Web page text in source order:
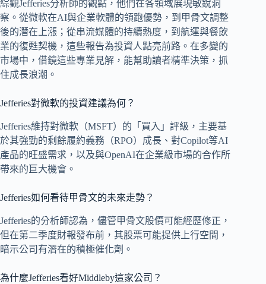
綜觀Jefferies分析師的觀點，他們在各領域展現敏銳洞
察。從微軟在AI與企業軟體的領跑優勢，到甲骨文調整
後的潛在上漲；從串流媒體的持續熱度，到航運與餐飲
業的復甦契機，這些報告為投資人點亮前路。在多變的
市場中，借鏡這些專業見解，能幫助讀者精準決策，抓
住成長浪潮。
Jefferies對微軟的投資建議為何？
Jefferies維持對微軟（MSFT）的「買入」評級，主要基
於其強勁的剩餘履約義務（RPO）成長、對Copilot等AI
產品的旺盛需求，以及與OpenAI在企業級市場的合作所
帶來的巨大機會。
Jefferies如何看待甲骨文的未來走勢？
Jefferies的分析師認為，儘管甲骨文股價可能經歷修正，
但在第二季度財報發布前，其股票可能提供上行空間，
暗示公司有潛在的積極催化劑。
為什麼Jefferies看好Middleby這家公司？